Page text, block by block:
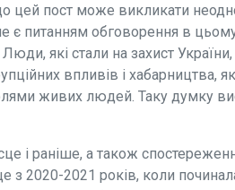
цей пост може викликати
є питанням обговорення в
які стали на захист
впливів і хабарництва,
живих людей. Таку думку
і раніше, а також
з 2020-2021 років, коли